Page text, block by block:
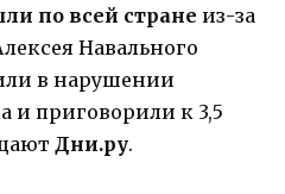
по всей стране из-за
Навального
в нарушении
и приговорили к 3,5
Дни.ру.